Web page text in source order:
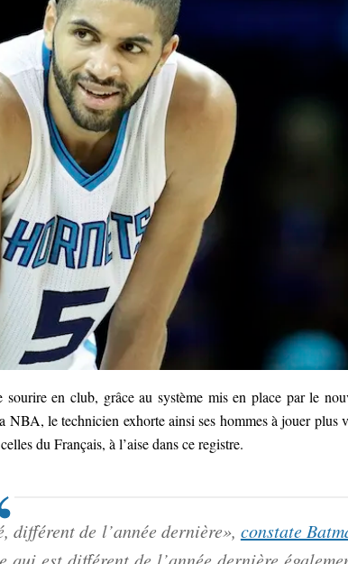
en club, grâce au système mis en place par le
NBA, le technicien exhorte ainsi ses hommes à jouer plus
du Français, à l’aise dans ce registre.
différent de l’année dernière», constate